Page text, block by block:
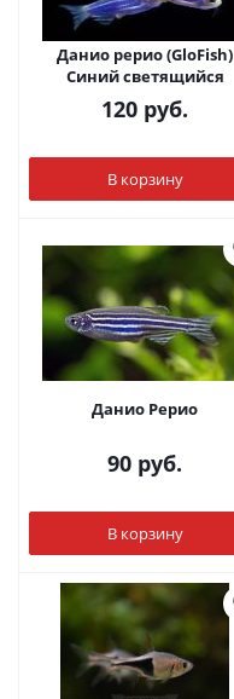
Данио рерио (GloFish)
Синий светящийся
120 руб.
В корзину
Данио Рерио
90 руб.
В корзину